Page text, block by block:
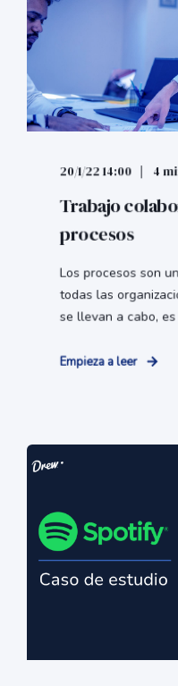
20/1/22 14:00 4
Trabajo
procesos
Los procesos son
todas las
se llevan a cabo,
Empieza a leer